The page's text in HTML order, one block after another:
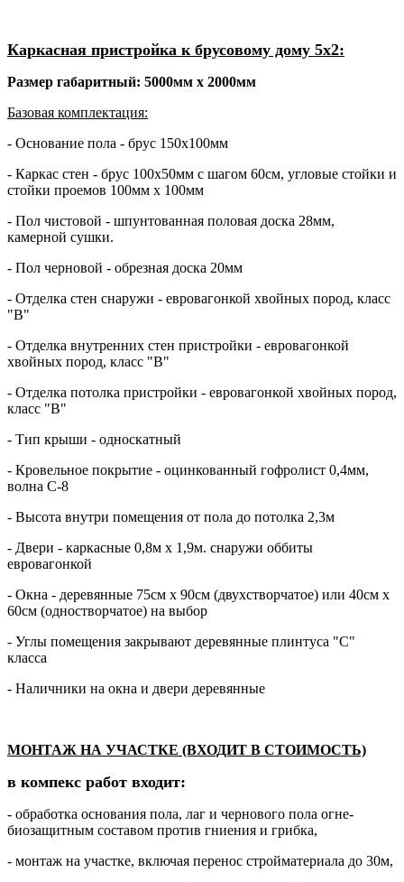
Каркасная пристройка к брусовому дому 5х2:
Размер габаритный: 5000мм х 2000мм
Базовая комплектация:
- Основание пола - брус 150х100мм
- Каркас стен - брус 100х50мм с шагом 60см, угловые стойки и
стойки проемов 100мм х 100мм
- Пол чистовой - шпунтованная половая доска 28мм,
камерной сушки.
- Пол черновой - обрезная доска 20мм
- Отделка стен снаружи - евровагонкой хвойных пород, класс
"В"
- Отделка внутренних стен пристройки - евровагонкой
хвойных пород, класс "В"
- Отделка потолка пристройки - евровагонкой хвойных пород,
класс "В"
- Тип крыши - односкатный
- Кровельное покрытие - оцинкованный гофролист 0,4мм,
волна С-8
- Высота внутри помещения от пола до потолка 2,3м
- Двери - каркасные 0,8м х 1,9м. снаружи оббиты
евровагонкой
- Окна - деревянные 75см х 90см (двухстворчатое) или 40см х
60см (одностворчатое) на выбор
- Углы помещения закрывают деревянные плинтуса "С"
класса
- Наличники на окна и двери деревянные
МОНТАЖ НА УЧАСТКЕ (ВХОДИТ В СТОИМОСТЬ)
в компекс работ входит:
- обработка основания пола, лаг и чернового пола огне-
биозащитным составом против гниения и грибка,
- монтаж на участке, включая перенос стройматериала до 30м,